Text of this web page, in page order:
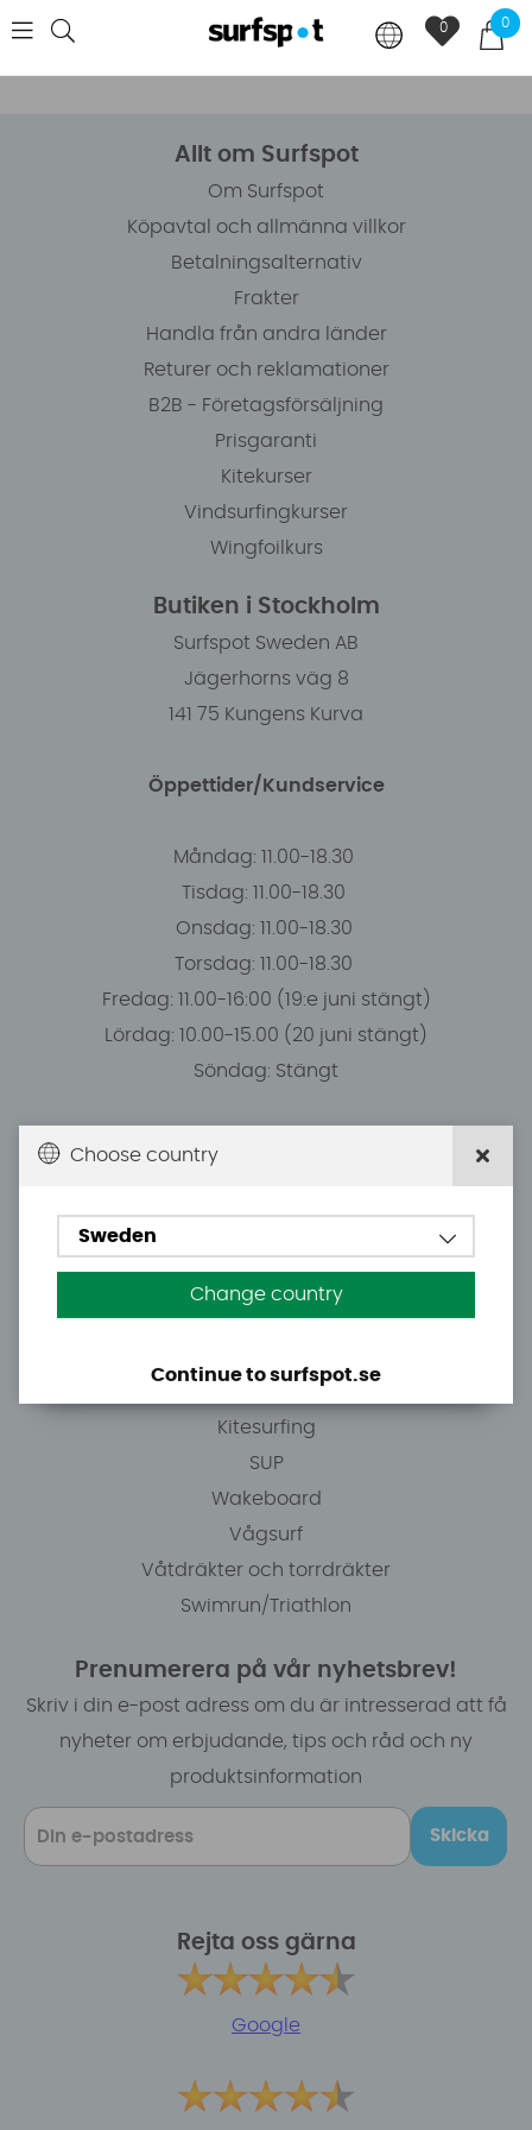
0
0
Allt om Surfspot
Om Surfspot
Köpavtal och allmänna villkor
Betalningsalternativ
Frakter
Handla från andra länder
Returer och reklamationer
B2B - Företagsförsäljning
Prisgaranti
Kitekurser
Vindsurfingkurser
Wingfoilkurs
Butiken i Stockholm
Surfspot Sweden AB
Jägerhorns väg 8
141 75 Kungens Kurva
Öppettider/Kundservice
Måndag: 11.00-18.30
Tisdag: 11.00-18.30
Onsdag: 11.00-18.30
Torsdag: 11.00-18.30
Fredag: 11.00-16:00 (19:e juni stängt)
Lördag: 10.00-15.00 (20 juni stängt)
Söndag: Stängt
Du kan hämta ordrar efter överenskommelse från
E-post: info@surfspot.se
Kitesurfing
SUP
Wakeboard
Vågsurf
Våtdräkter och torrdräkter
Swimrun/Triathlon
Prenumerera på vår nyhetsbrev!
Skriv i din e-post adress om du är intresserad att få
nyheter om erbjudande, tips och råd och ny
produktsinformation
Skicka
Rejta oss gärna
Google
Choose country
Sweden
Change country
Continue to surfspot.se